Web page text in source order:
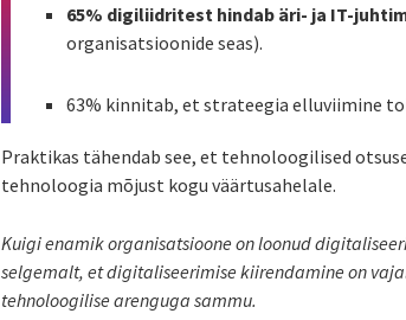
65% digiliidritest hindab äri- ja IT-
organisatsioonide seas).
63% kinnitab, et strateegia elluviimine
Praktikas tähendab see, et tehnoloogilised
tehnoloogia mõjust kogu väärtusahelale.
Kuigi enamik organisatsioone on loonud
selgemalt, et digitaliseerimise kiirendamine on
tehnoloogilise arenguga sammu.